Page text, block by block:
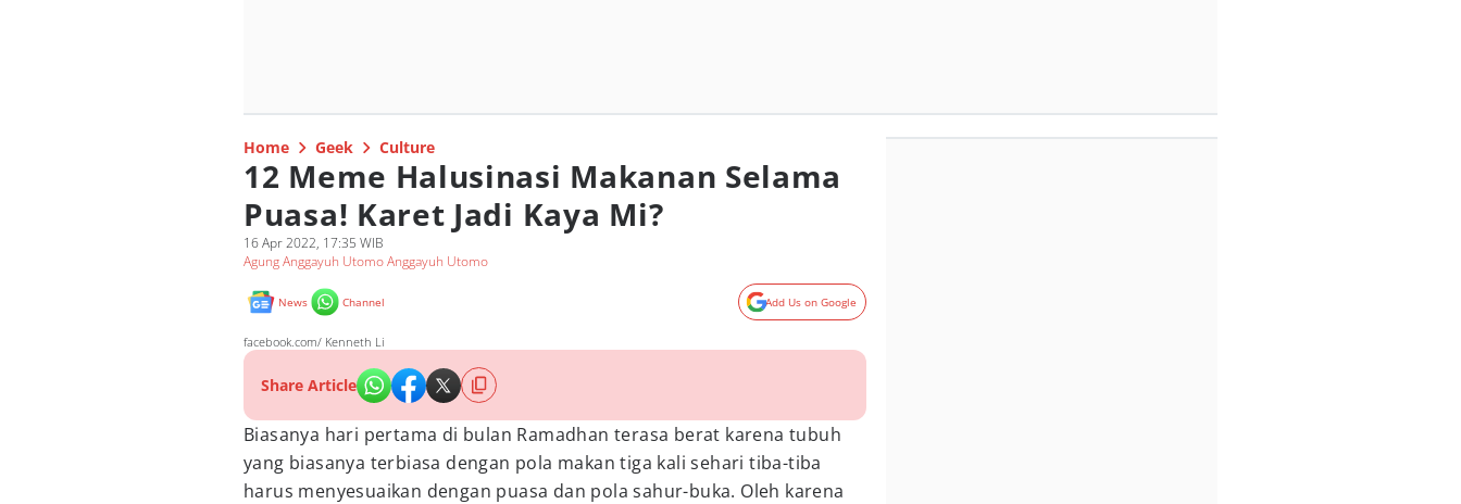
Home Geek Culture
12 Meme Halusinasi Makanan Selama
Puasa! Karet Jadi Kaya Mi?
16 Apr 2022, 17:35 WIB
Agung Anggayuh Utomo Anggayuh Utomo
News Channel Add Us on Google
facebook.com/ Kenneth Li
Share Article
Biasanya hari pertama di bulan Ramadhan terasa berat karena tubuh
yang biasanya terbiasa dengan pola makan tiga kali sehari tiba-tiba
harus menyesuaikan dengan puasa dan pola sahur-buka. Oleh karena